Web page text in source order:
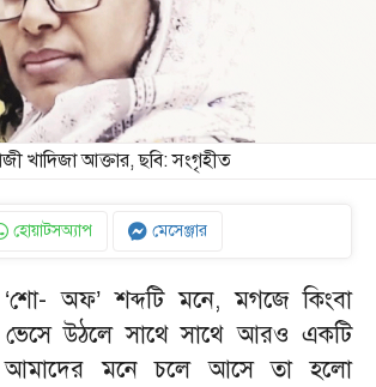
খাদিজা আক্তার, ছবি: সংগৃহীত
হোয়াটসঅ্যাপ মেসেঞ্জার
অফ’ শব্দটি মনে, মগজে কিংবা
ভেসে উঠলে সাথে সাথে আরও একটি
আমাদের মনে চলে আসে তা হলো